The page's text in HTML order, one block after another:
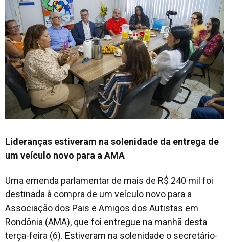
Lideranças estiveram na solenidade da entrega de
um veículo novo para a AMA
Uma emenda parlamentar de mais de R$ 240 mil foi
destinada à compra de um veículo novo para a
Associação dos Pais e Amigos dos Autistas em
Rondônia (AMA), que foi entregue na manhã desta
terça-feira (6). Estiveram na solenidade o secretário-